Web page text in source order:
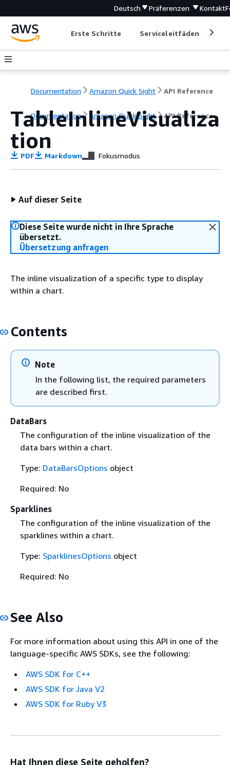
Deutsch Präferenzen Kontakt
Erste Schritte Serviceleitfäden
Documentation Amazon Quick Sight API Reference
Documentation Amazon Quick Sight API Reference
TableInlineVisualiza
tion
PDF Markdown Fokusmodus
Auf dieser Seite
Diese Seite wurde nicht in Ihre Sprache
übersetzt.
Übersetzung anfragen
The inline visualization of a specific type to display
within a chart.
Contents
Note
In the following list, the required parameters
are described first.
DataBars
The configuration of the inline visualization of the
data bars within a chart.
Type: DataBarsOptions object
Required: No
Sparklines
The configuration of the inline visualization of the
sparklines within a chart.
Type: SparklinesOptions object
Required: No
See Also
For more information about using this API in one of the
language-specific AWS SDKs, see the following:
AWS SDK for C++
AWS SDK for Java V2
AWS SDK for Ruby V3
Hat Ihnen diese Seite geholfen?